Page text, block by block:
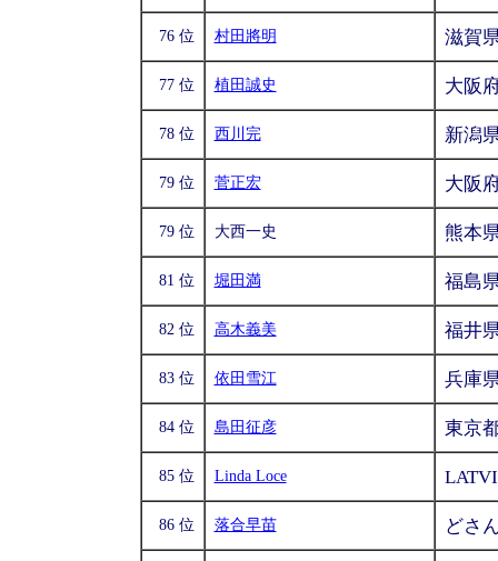
76 位 村田將明 滋賀
77 位 植田誠史 大阪
78 位 西川完 新潟
79 位 菅正宏 大阪
79 位 大西一史 熊本
81 位 堀田満 福島
82 位 高木義美 福井
83 位 依田雪江 兵庫
84 位 島田征彦 東京
85 位 Linda Loce
86 位 落合早苗 どさ